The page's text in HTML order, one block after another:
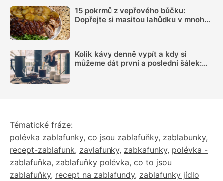
15 pokrmů z vepřového bůčku:
Dopřejte si masitou lahůdku v mnoha
Kolik kávy denně vypít a kdy si
můžeme dát první a poslední šálek:
Tématické fráze:
polévka zablafunky, co jsou zablafuňky, zablabunky,
recept-zablafunk, zavlafunky, zabkafunky, polévka -
zablafuňka, zablafuňky polévka, co to jsou
zablafuňky, recept na zablafundy, zablafunky jídlo